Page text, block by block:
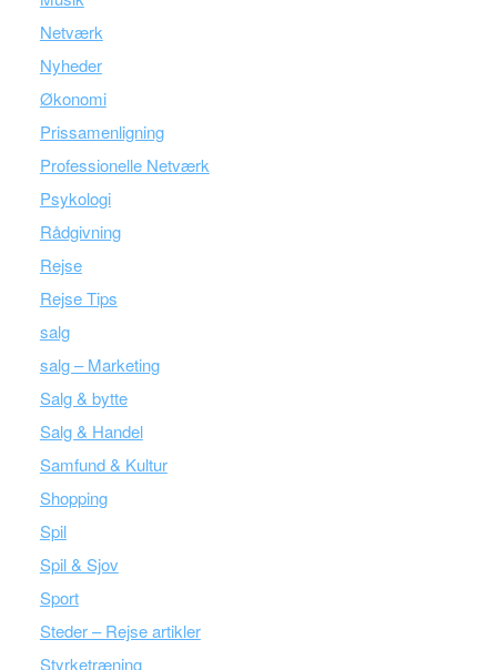
Netværk
Nyheder
Økonomi
Prissamenligning
Professionelle Netværk
Psykologi
Rådgivning
Rejse
Rejse Tips
salg
salg – Marketing
Salg & bytte
Salg & Handel
Samfund & Kultur
Shopping
Spil
Spil & Sjov
Sport
Steder – Rejse artikler
Styrketræning